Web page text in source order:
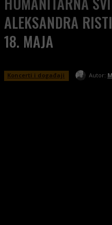
ALEKSANDRA
18. MAJA
Koncerti i događaji Autor: